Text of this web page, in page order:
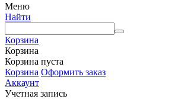
Меню
Найти
Корзина
Корзина
Корзина пуста
Корзина Оформить заказ
Аккаунт
Учетная запись